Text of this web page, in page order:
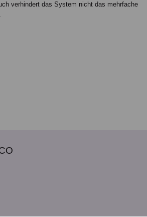
verhindert das System nicht das mehrfache